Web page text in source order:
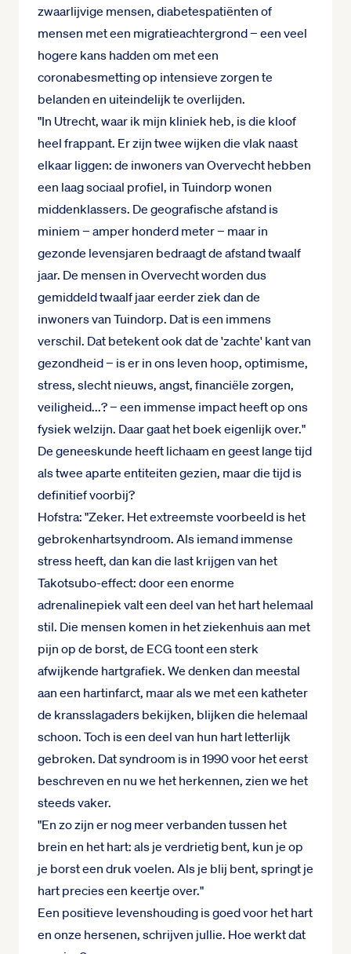
zwaarlijvige mensen, diabetespatiënten of
mensen met een migratieachtergrond − een veel
hogere kans hadden om met een
coronabesmetting op intensieve zorgen te
belanden en uiteindelijk te overlijden.
"In Utrecht, waar ik mijn kliniek heb, is die kloof
heel frappant. Er zijn twee wijken die vlak naast
elkaar liggen: de inwoners van Overvecht hebben
een laag sociaal profiel, in Tuindorp wonen
middenklassers. De geografische afstand is
miniem − amper honderd meter − maar in
gezonde levensjaren bedraagt de afstand twaalf
jaar. De mensen in Overvecht worden dus
gemiddeld twaalf jaar eerder ziek dan de
inwoners van Tuindorp. Dat is een immens
verschil. Dat betekent ook dat de 'zachte' kant van
gezondheid − is er in ons leven hoop, optimisme,
stress, slecht nieuws, angst, financiële zorgen,
veiligheid...? − een immense impact heeft op ons
fysiek welzijn. Daar gaat het boek eigenlijk over."
De geneeskunde heeft lichaam en geest lange tijd
als twee aparte entiteiten gezien, maar die tijd is
definitief voorbij?
Hofstra: "Zeker. Het extreemste voorbeeld is het
gebrokenhartsyndroom. Als iemand immense
stress heeft, dan kan die last krijgen van het
Takotsubo-effect: door een enorme
adrenalinepiek valt een deel van het hart helemaal
stil. Die mensen komen in het ziekenhuis aan met
pijn op de borst, de ECG toont een sterk
afwijkende hartgrafiek. We denken dan meestal
aan een hartinfarct, maar als we met een katheter
de kransslagaders bekijken, blijken die helemaal
schoon. Toch is een deel van hun hart letterlijk
gebroken. Dat syndroom is in 1990 voor het eerst
beschreven en nu we het herkennen, zien we het
steeds vaker.
"En zo zijn er nog meer verbanden tussen het
brein en het hart: als je verdrietig bent, kun je op
je borst een druk voelen. Als je blij bent, springt je
hart precies een keertje over."
Een positieve levenshouding is goed voor het hart
en onze hersenen, schrijven jullie. Hoe werkt dat